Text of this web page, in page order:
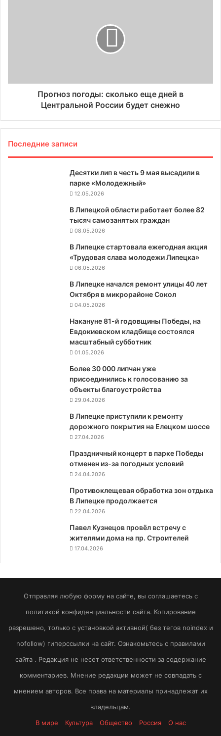
Прогноз погоды: сколько еще дней в
Центральной России будет снежно
Последние записи
Десятки лип в честь 9 мая высадили в
парке «Молодежный»
12.05.2026
В Липецкой области работает более 82
тысяч самозанятых граждан
08.05.2026
В Липецке стартовала ежегодная акция
«Трудовая слава молодежи Липецка»
06.05.2026
В Липецке начался ремонт улицы 40 лет
Октября в микрорайоне Сокол
04.05.2026
Накануне 81-й годовщины Победы, на
Евдокиевском кладбище состоялся
масштабный субботник
01.05.2026
Более 30 000 липчан уже
присоединились к голосованию за
объекты благоустройства
29.04.2026
В Липецке приступили к ремонту
дорожного покрытия на Елецком шоссе
27.04.2026
Праздничный концерт в парке Победы
отменен из-за погодных условий
24.04.2026
Противоклещевая обработка зон отдыха
В Липецке продолжается
22.04.2026
Павел Кузнецов провёл встречу с
жителями дома на пр. Строителей
17.04.2026
Отправляя любую форму на сайте, вы соглашаетесь с
политикой конфиденциальности сайта. Копирование
разрешено, только с установкой активной( без тегов noindex и
nofollow) гиперссылки на сайт. Ознакомьтесь с правилами
сайта . Редакция не несет ответственности за содержание
комментариев. Мнение редакции может не совпадать с
мнением авторов. Все права на материалы принадлежат их
владельцам.
В мире
Культура Общество Россия О нас